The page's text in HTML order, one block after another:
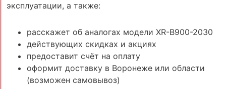
эксплуатации, а также:
расскажет об аналогах модели XR-B900-2030
действующих скидках и акциях
предоставит счёт на оплату
оформит доставку в Воронеже или области
(возможен самовывоз)